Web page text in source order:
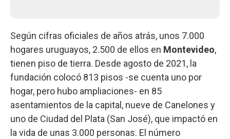
Según cifras oficiales de años atrás, unos 7.000
hogares uruguayos, 2.500 de ellos en Montevideo,
tienen piso de tierra. Desde agosto de 2021, la
fundación colocó 813 pisos -se cuenta uno por
hogar, pero hubo ampliaciones- en 85
asentamientos de la capital, nueve de Canelones y
uno de Ciudad del Plata (San José), que impactó en
la vida de unas 3.000 personas. El número